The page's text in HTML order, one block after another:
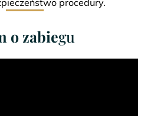
procedury.
o zabiegu